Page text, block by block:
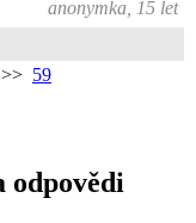
anonymka, 15 let
>> 59
odpovědi